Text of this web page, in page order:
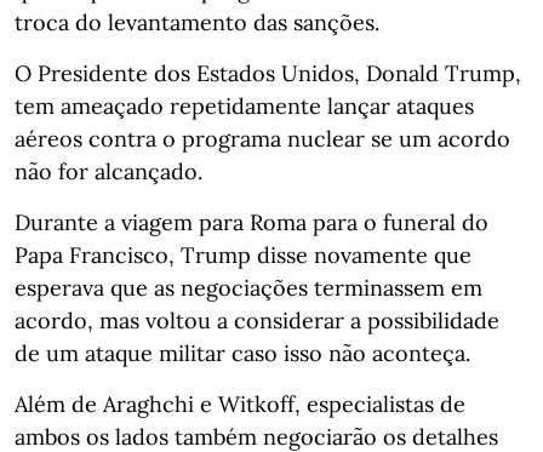
troca do levantamento das sanções.
O Presidente dos Estados Unidos, Donald Trump,
tem ameaçado repetidamente lançar ataques
aéreos contra o programa nuclear se um acordo
não for alcançado.
Durante a viagem para Roma para o funeral do
Papa Francisco, Trump disse novamente que
esperava que as negociações terminassem em
acordo, mas voltou a considerar a possibilidade
de um ataque militar caso isso não aconteça.
Além de Araghchi e Witkoff, especialistas de
ambos os lados também negociarão os detalhes